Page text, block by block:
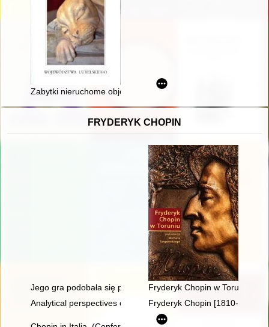
Zabytki nieruchome objęte ochroną konserwatorską poprzez
FRYDERYK CHOPIN
Jego gra podobała się przede wszystkim damom... Chopin i
Fryderyk Chopin w Toruniu
Analytical perspectives on the music of ChopinFryderyk Chopin [1810-1849] i